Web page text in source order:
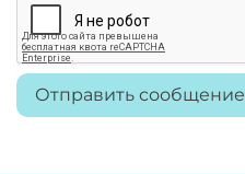
Отправить сообщение